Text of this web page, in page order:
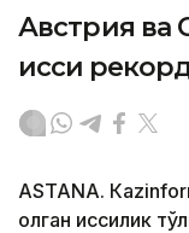
Австрия ва
иссиқ
ASTANА.
олган иссиқлик